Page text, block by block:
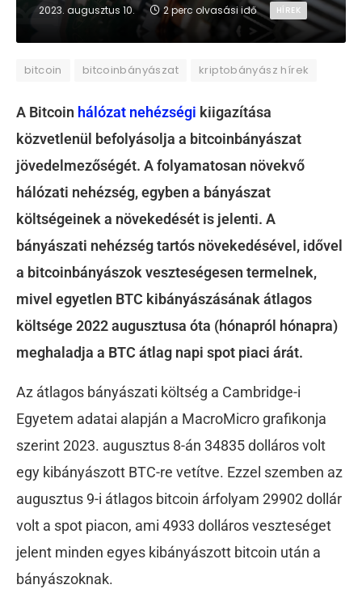
2023. augusztus 10. 2 perc olvasási idő HÍREK
bitcoin bitcoinbányászat kriptobányász hírek
A Bitcoin hálózat nehézségi kiigazítása
közvetlenül befolyásolja a bitcoinbányászat
jövedelmezőségét. A folyamatosan növekvő
hálózati nehézség, egyben a bányászat
költségeinek a növekedését is jelenti. A
bányászati nehézség tartós növekedésével, idővel
a bitcoinbányászok veszteségesen termelnek,
mivel egyetlen BTC kibányászásának átlagos
költsége 2022 augusztusa óta (hónapról hónapra)
meghaladja a BTC átlag napi spot piaci árát.
Az átlagos bányászati költség a Cambridge-i
Egyetem adatai alapján a MacroMicro grafikonja
szerint 2023. augusztus 8-án 34835 dolláros volt
egy kibányászott BTC-re vetítve. Ezzel szemben az
augusztus 9-i átlagos bitcoin árfolyam 29902 dollár
volt a spot piacon, ami 4933 dolláros veszteséget
jelent minden egyes kibányászott bitcoin után a
bányászoknak.